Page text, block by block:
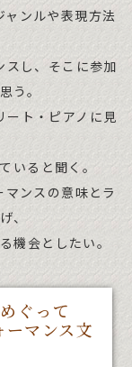
ンルや表現方法
スし、そこに参加
う。
ート・ピアノに見
いると聞く。
ンスの意味とラ
、
機会としたい。
ぐって
マンス文